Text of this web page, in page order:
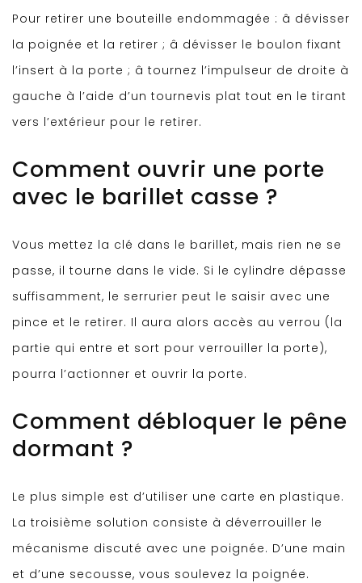
Pour retirer une bouteille endommagée : â dévisser
la poignée et la retirer ; â dévisser le boulon fixant
l’insert à la porte ; â tournez l’impulseur de droite à
gauche à l’aide d’un tournevis plat tout en le tirant
vers l’extérieur pour le retirer.
Comment ouvrir une porte
avec le barillet casse ?
Vous mettez la clé dans le barillet, mais rien ne se
passe, il tourne dans le vide. Si le cylindre dépasse
suffisamment, le serrurier peut le saisir avec une
pince et le retirer. Il aura alors accès au verrou (la
partie qui entre et sort pour verrouiller la porte),
pourra l’actionner et ouvrir la porte.
Comment débloquer le pêne
dormant ?
Le plus simple est d’utiliser une carte en plastique.
La troisième solution consiste à déverrouiller le
mécanisme discuté avec une poignée. D’une main
et d’une secousse, vous soulevez la poignée.